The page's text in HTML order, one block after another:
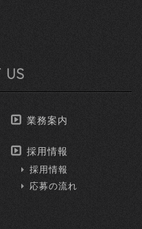
US
業務案内
採用情報
採用情報
応募の流れ